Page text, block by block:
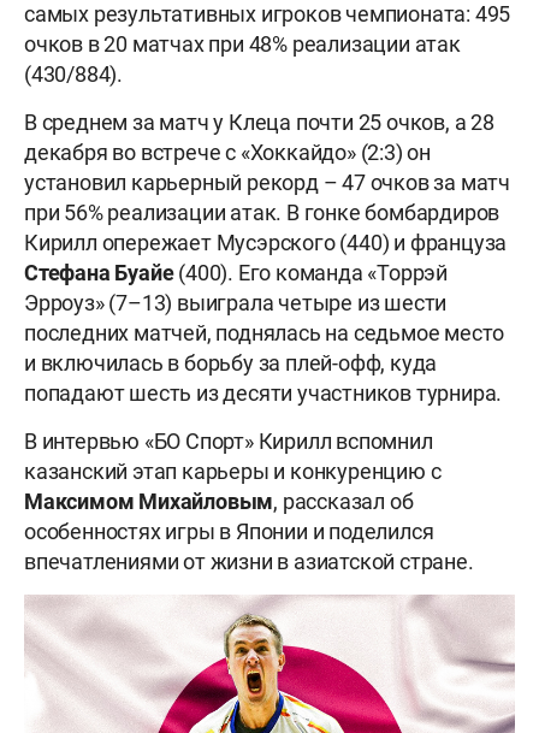
самых результативных игроков чемпионата: 495
очков в 20 матчах при 48% реализации атак
(430/884).
В среднем за матч у Клеца почти 25 очков, а 28
декабря во встрече с «Хоккайдо» (2:3) он
установил карьерный рекорд – 47 очков за матч
при 56% реализации атак. В гонке бомбардиров
Кирилл опережает Мусэрского (440) и француза
Стефана Буайе(400). Его команда «Торрэй
Эрроуз» (7–13) выиграла четыре из шести
последних матчей, поднялась на седьмое место
и включилась в борьбу за плей-офф, куда
попадают шесть из десяти участников турнира.
В интервью «БО Спорт» Кирилл вспомнил
казанский этап карьеры и конкуренцию с
Максимом Михайловым, рассказал об
особенностях игры в Японии и поделился
впечатлениями от жизни в азиатской стране.